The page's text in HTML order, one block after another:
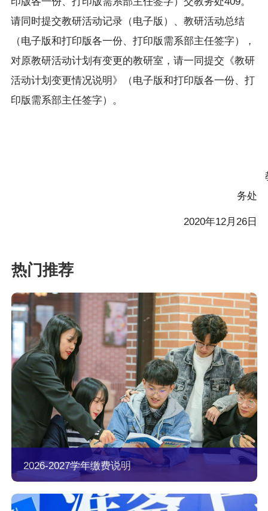
请同时提交教研活动记录（电子版）、教研活动总结
（电子版和打印版各一份、打印版需系部主任签字），
对原教研活动计划有变更的教研室，请一同提交《教研
活动计划变更情况说明》（电子版和打印版各一份、打
印版需系部主任签字）。
务处
2020年12月26日
2026-2027学年缴费说明